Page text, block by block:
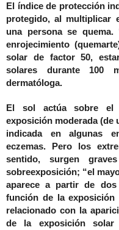
El índice de protección
protegido, al multiplicar
una persona se
enrojecimiento
solar de factor 50,
solares durante 100
dermatóloga.
El sol actúa sobre el
exposición moderada (de
indicada en algunas
eczemas. Pero los
sentido, surgen
sobreexposición; “el
aparece a partir de dos
función de la exposición
relacionado con la
de la exposición solar